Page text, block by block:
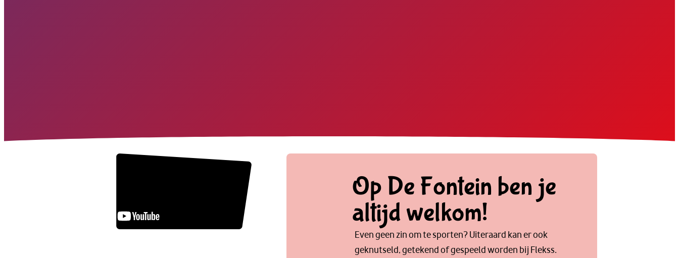
Op De Fontein ben je
altijd welkom!
Even geen zin om te sporten? Uiteraard kan er ook
geknutseld, getekend of gespeeld worden bij Flekss.